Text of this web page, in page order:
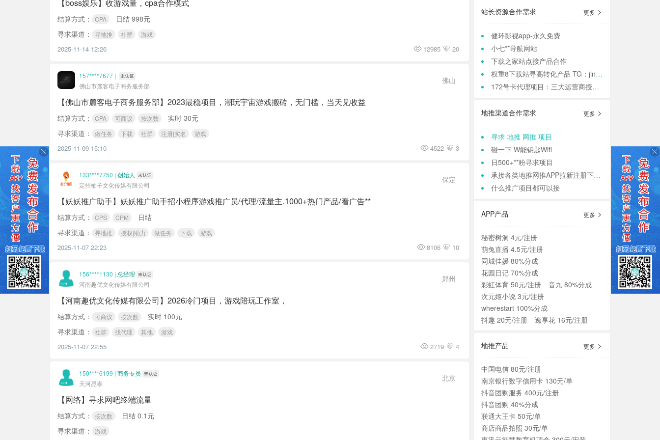
【boss娱乐】收游戏量，cpa合作模式
结算方式： CPA
日结 998元
寻求渠道：
寻地推 社群 游戏
2025-11-14 12:26 12985 20
157****7677 |
佛山市麓客电子商务服务部
佛山
【佛山市麓客电子商务服务部】2023最稳项目，潮玩宇宙游戏搬砖，无门槛，当天见收益
结算方式： CPA 可商议 按次数
实时 30元
寻求渠道：
做任务 下载 社群 注册|实名 游戏
2025-11-09 15:10 4522 3
133****7750 | 创始人
定州柚子文化传媒有限公司
保定
【妖妖推广助手】妖妖推广助手招小程序游戏推广员/代理/流量主.1000+热门产品/看广告**
结算方式： CPS CPM
日结
寻求渠道：
寻地推 授权|助力 做任务 下载 游戏
2025-11-07 22:23 8106 10
156****1130 | 总经理
河南趣优文化传媒有限公司
郑州
【河南趣优文化传媒有限公司】2026冷门项目，游戏陪玩工作室，
结算方式： 可商议 按次数
实时 100元
寻求渠道：
社群 找代理 其他 游戏
2025-11-07 22:55 2719 4
150****6199 | 商务专员
天河昆泰
北京
【网络】寻求网吧终端流量
结算方式： 按次数
日结 0.1元
寻求渠道：
游戏
站长资源合作需求 更多
健环影视app-永久免费
小七**导航网站
下载之家站点接产品合作
权重8下载站寻高转化产品 TG：jinqiang83
172号卡代理项目：三大运营商授权，正规渠道高**
地推渠道合作需求 更多
寻求 地推 网推 项目
碰一下 W能钥匙Wifi
日500+**粉寻求项目
承接各类地推网推APP拉新注册下载 等等业务
什么推广项目都可以接
APP产品 更多
秘密树洞 4元/注册
萌兔直播 4.5元/注册
同城佳媛 80%分成
花园日记 70%分成
彩虹体育 50元/注册
音九 80%分成
次元姬小说 3元/注册
wherestart 100%分成
抖趣 20元/注册
逸享花 16元/注册
地推产品 更多
中国电信 80元/注册
南京银行数字信用卡 130元/单
抖音团购服务 400元/注册
抖音团购 40%分成
联通大王卡 50元/单
商店商品拍照 30元/单